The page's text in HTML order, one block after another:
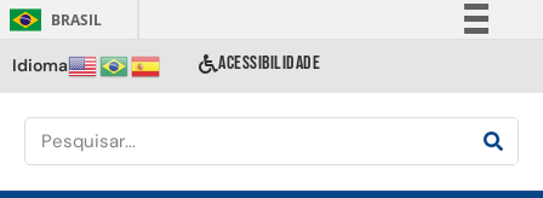
BRASIL
Comunica BR
Acesso à informação
Idioma ACESSIBILIDADE